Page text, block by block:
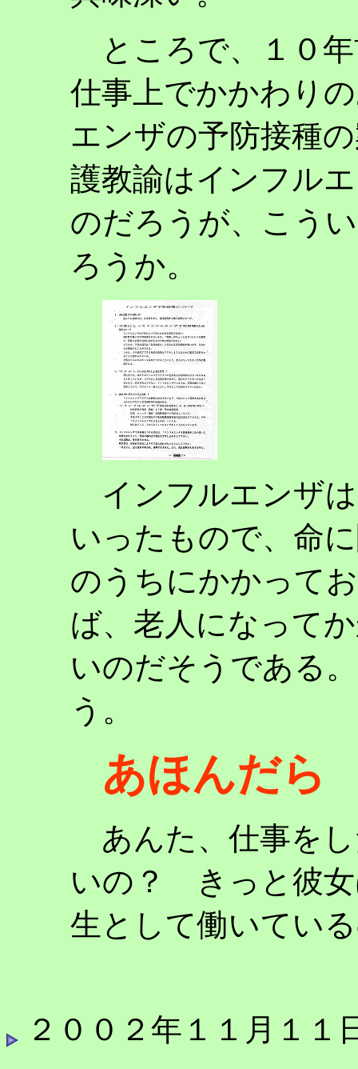
ところで、１０
仕事上でかかわり
エンザの予防接種
護教諭はインフル
のだろうが、こう
ろうか。
インフルエンザ
いったもので、命
のうちにかかって
ば、老人になって
いのだそうである
う。
あほんだら
あんた、仕事を
いの？ きっと彼女
生として働いてい
２００２年１１月１１